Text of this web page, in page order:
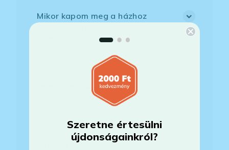
Mikor kapom meg a házhoz
Milyen szoftverek vannak előre
telepítve a laptopra?
Mit jelent, hogy magyar/magyar
kiosztású európai/külföldi kiosztású
Szeretne értesülni
újdonságainkról?